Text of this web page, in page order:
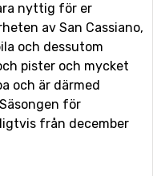
nyttig för er
av San Cassiano,
och dessutom
pister och mycket
och är därmed
för
från december